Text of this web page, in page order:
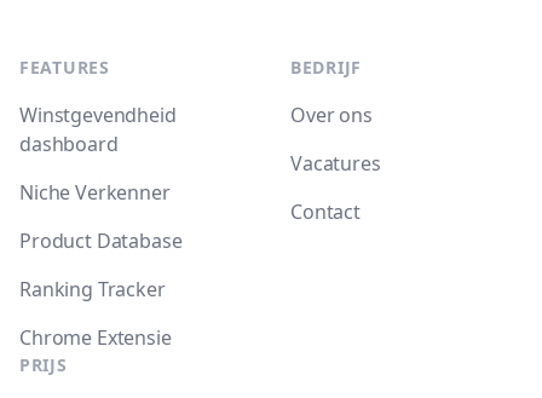
FEATURES
Winstgevendheid
dashboard
Niche Verkenner
Product Database
Ranking Tracker
Chrome Extensie
PRIJS
BEDRIJF
Over ons
Vacatures
Contact